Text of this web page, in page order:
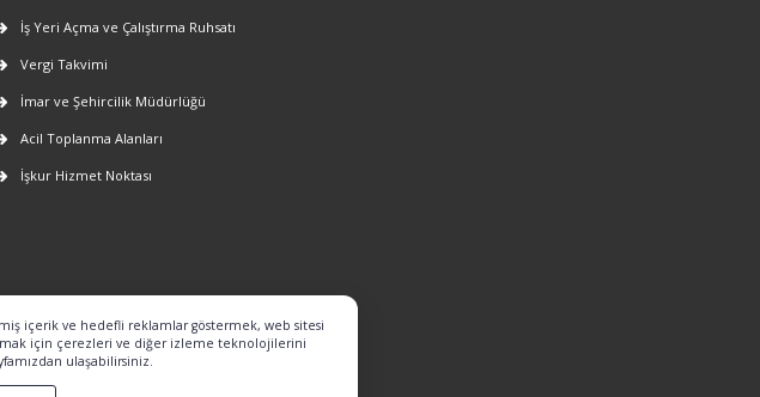
içerik ve hedefli reklamlar göstermek, web sitesi
için çerezleri ve diğer izleme teknolojilerini
ulaşabilirsiniz.
İş Yeri Açma ve Çalıştırma Ruhsatı
Vergi Takvimi
İmar ve Şehircilik Müdürlüğü
Acil Toplanma Alanları
İşkur Hizmet Noktası